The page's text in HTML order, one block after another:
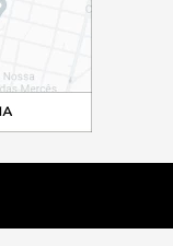
ADICIONAR AO